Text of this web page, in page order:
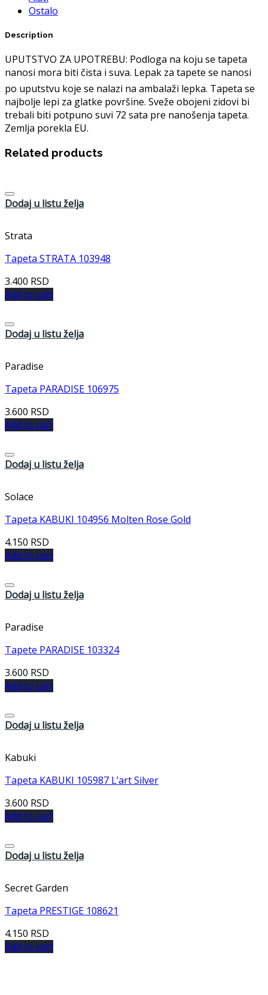
Ostalo
Description
UPUTSTVO ZA UPOTREBU: Podloga na koju se tapeta
nanosi mora biti čista i suva. Lepak za tapete se nanosi
po uputstvu koje se nalazi na ambalaži lepka. Tapeta se
najbolje lepi za glatke površine. Sveže obojeni zidovi bi
trebali biti potpuno suvi 72 sata pre nanošenja tapeta.
Zemlja porekla EU.
Related products
Dodaj u listu želja
Strata
Tapeta STRATA 103948
3.400 RSD
Add to cart
Dodaj u listu želja
Paradise
Tapeta PARADISE 106975
3.600 RSD
Add to cart
Dodaj u listu želja
Solace
Tapeta KABUKI 104956 Molten Rose Gold
4.150 RSD
Add to cart
Dodaj u listu želja
Paradise
Tapete PARADISE 103324
3.600 RSD
Add to cart
Dodaj u listu želja
Kabuki
Tapeta KABUKI 105987 L’art Silver
3.600 RSD
Add to cart
Dodaj u listu želja
Secret Garden
Tapeta PRESTIGE 108621
4.150 RSD
Add to cart